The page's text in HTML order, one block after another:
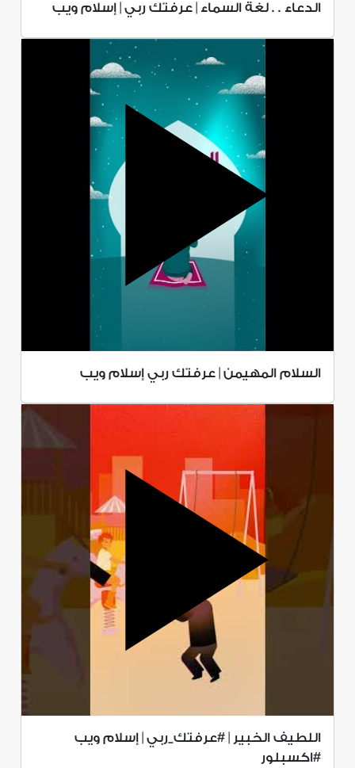
الدعاء . . لغة السماء | عرفتك ربي | إسلام ويب
السلام المهيمن | عرفتك ربي إسلام ويب
اللطيف الخبير | #عرفتك_ربي | إسلام ويب
#اكسبلور